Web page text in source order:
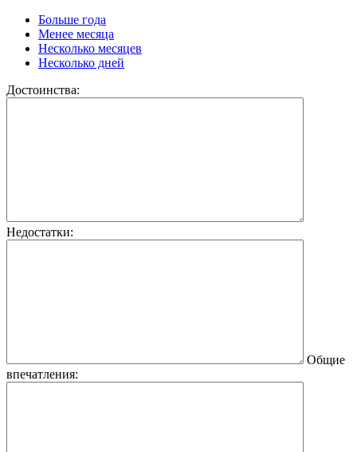
Больше года
Менее месяца
Несколько месяцев
Несколько дней
Достоинства:
Недостатки:
Общие
впечатления: